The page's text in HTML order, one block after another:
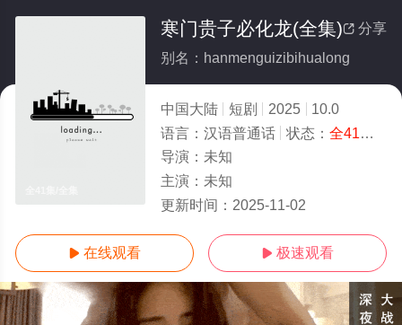
 分享
寒门贵子必化龙(全集)
别名：hanmenguizibihualong
中国大陆 短剧 2025
10.0
语言： 汉语普通话 状态： 全41集
导演： 未知
主演： 未知
更新时间： 2025-11-02
 在线观看  极速观看